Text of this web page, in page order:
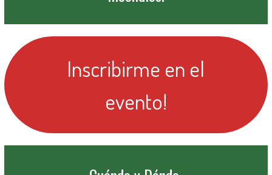
Inscribirme en el
evento!